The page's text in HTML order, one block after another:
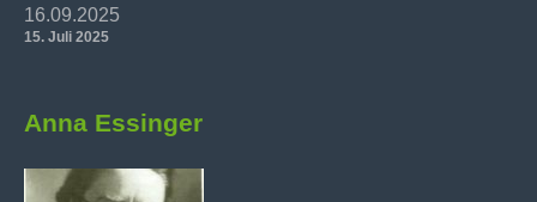
16.09.2025
15. Juli 2025
Anna Essinger